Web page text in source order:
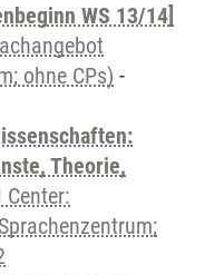
WS 13/14]
ohne CPs) -
Theorie,